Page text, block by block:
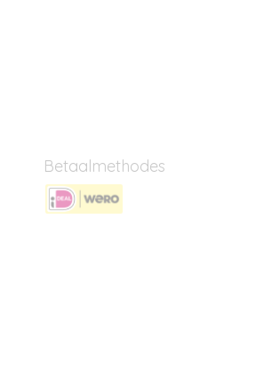
Betaalmethodes